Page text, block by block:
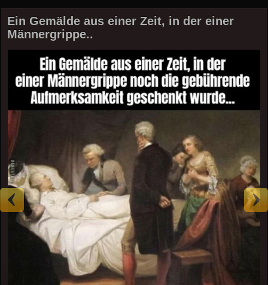
Ein Gemälde aus einer Zeit, in der einer
Männergrippe..